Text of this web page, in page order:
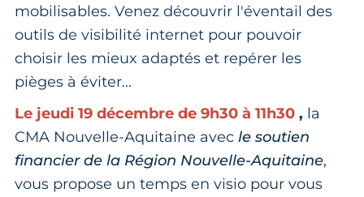
mobilisables. Venez découvrir l'éventail des
outils de visibilité internet pour pouvoir
choisir les mieux adaptés et repérer les
pièges à éviter...
Le jeudi 19 décembre de 9h30 à 11h30 , la
CMA Nouvelle-Aquitaine avec le soutien
financier de la Région Nouvelle-Aquitaine,
vous propose un temps en visio pour vous